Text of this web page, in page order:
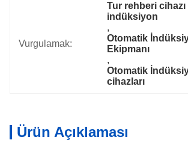
Vurgulamak:
Tur rehberi
indüksiyon
,
Otomatik
Ekipmanı
,
Otomatik
cihazları
Ürün Açıklaması